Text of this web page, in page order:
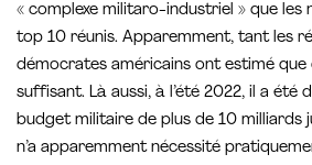
« complexe militaro-industriel » que les
top 10 réunis. Apparemment, tant les
démocrates américains ont estimé que
suffisant. Là aussi, à l’été 2022, il a été
budget militaire de plus de 10 milliards
n’a apparemment nécessité